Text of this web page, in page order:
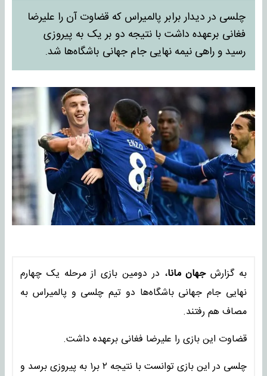
چلسی در دیدار برابر پالمیراس که قضاوت آن را علیرضا
فغانی برعهده داشت با نتیجه دو بر یک به پیروزی
رسید و راهی نیمه نهایی جام جهانی باشگاه‌ها شد.
به گزارشجهان مانا، در دومین بازی از مرحله یک چهارم
نهایی جام جهانی باشگاه‌ها دو تیم چلسی و پالمیراس به
مصاف هم رفتند.
قضاوت این بازی را علیرضا فغانی برعهده داشت.
چلسی در این بازی توانست با نتیجه ۲ بر۱ به پیروزی برسد و